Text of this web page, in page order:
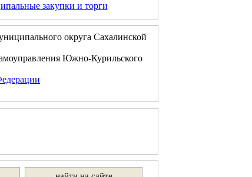
закупки и торги
округа Сахалинской
Южно-Курильского